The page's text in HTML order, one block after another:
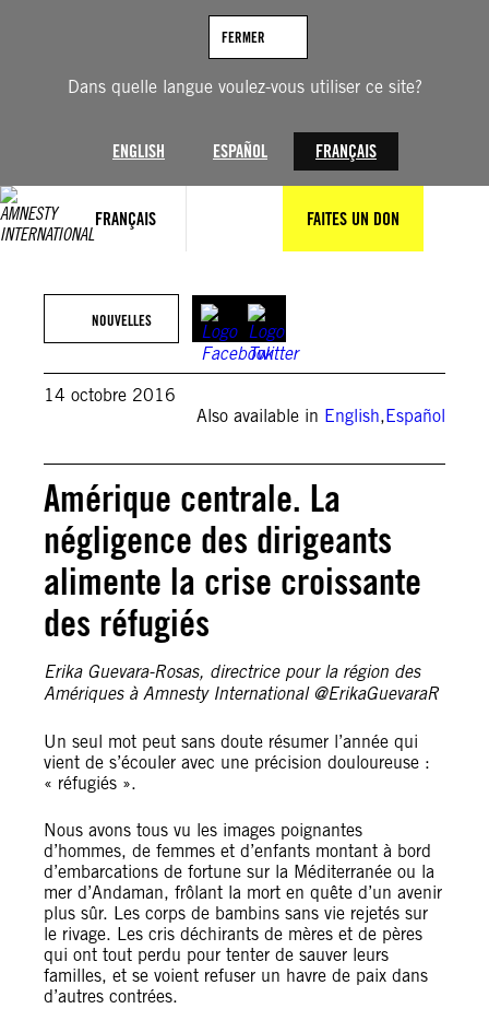
Dans quelle langue voulez-vous utiliser ce site?
ENGLISH ESPAÑOL FRANÇAIS
FERMER
FRANÇAIS FAITES UN DON
NOUVELLES
14 octobre 2016
Also available in English,Español
Amérique centrale. La
négligence des dirigeants
alimente la crise croissante
des réfugiés
Erika Guevara-Rosas, directrice pour la région des
Amériques à Amnesty International @ErikaGuevaraR
Un seul mot peut sans doute résumer l’année qui
vient de s’écouler avec une précision douloureuse :
« réfugiés ».
Nous avons tous vu les images poignantes
d’hommes, de femmes et d’enfants montant à bord
d’embarcations de fortune sur la Méditerranée ou la
mer d’Andaman, frôlant la mort en quête d’un avenir
plus sûr. Les corps de bambins sans vie rejetés sur
le rivage. Les cris déchirants de mères et de pères
qui ont tout perdu pour tenter de sauver leurs
familles, et se voient refuser un havre de paix dans
d’autres contrées.